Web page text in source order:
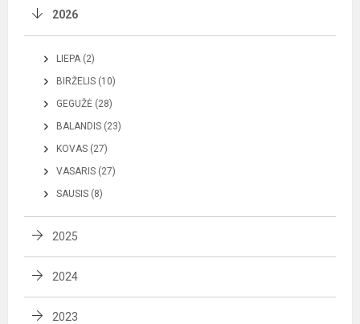
2026
LIEPA (2)
BIRŽELIS (10)
GEGUŽĖ (28)
BALANDIS (23)
KOVAS (27)
VASARIS (27)
SAUSIS (8)
2025
2024
2023